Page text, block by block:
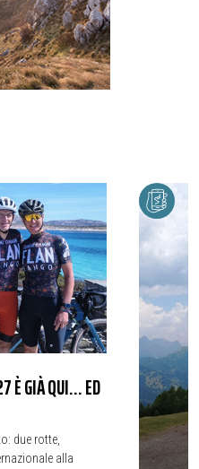
È GIÀ QUI… ED
due rotte,
alla